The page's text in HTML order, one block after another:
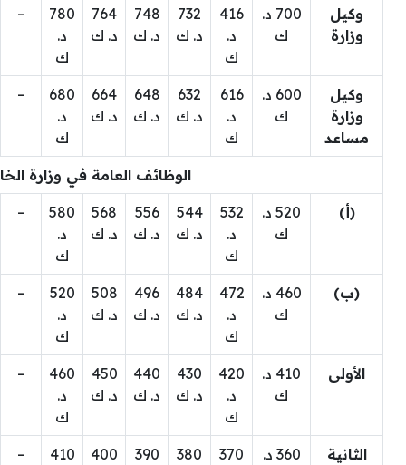
وكيل
وزارة
700 د.
ك
416
د.
ك
732
د. ك
748
د. ك
764
د. ك
780
د.
ك
–
وكيل
وزارة
مساعد
600 د.
ك
616
د.
ك
632
د. ك
648
د. ك
664
د. ك
680
د.
ك
–
الوظائف العامة في وزارة
(أ)
520 د.
ك
532
د.
ك
544
د. ك
556
د. ك
568
د. ك
580
د.
ك
–
(ب)
460 د.
ك
472
د.
ك
484
د. ك
496
د. ك
508
د. ك
520
د.
ك
–
الأولى
410 د.
ك
420
د.
ك
430
د. ك
440
د. ك
450
د. ك
460
د.
ك
–
الثانية
360 د.
370
380
390
400
410
–